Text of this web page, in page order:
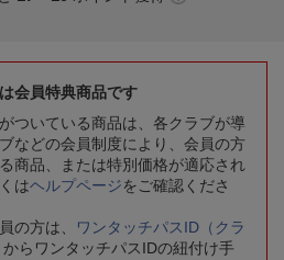
会員特典商品です
ついている商品は、各クラブが導
などの会員制度により、会員の方
商品、または特別価格が適応され
はヘルプページをご確認くださ
の方は、
ワンタッチパスID（クラ
からワンタッチパスIDの紐付け手